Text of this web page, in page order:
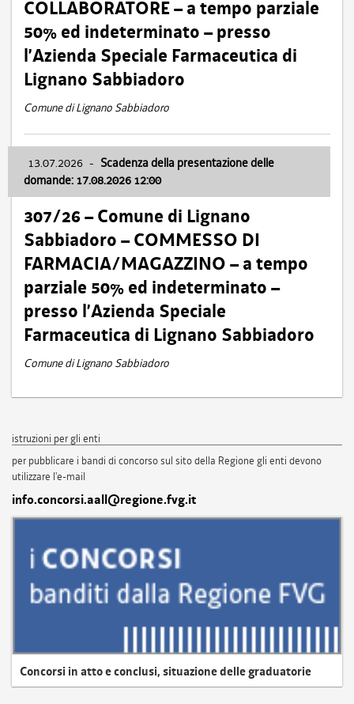
COLLABORATORE – a tempo parziale
50% ed indeterminato – presso
l’Azienda Speciale Farmaceutica di
Lignano Sabbiadoro
Comune di Lignano Sabbiadoro
13.07.2026 - Scadenza della presentazione delle
domande: 17.08.2026 12:00
307/26 – Comune di Lignano
Sabbiadoro – COMMESSO DI
FARMACIA/MAGAZZINO – a tempo
parziale 50% ed indeterminato –
presso l’Azienda Speciale
Farmaceutica di Lignano Sabbiadoro
Comune di Lignano Sabbiadoro
istruzioni per gli enti
per pubblicare i bandi di concorso sul sito della Regione gli enti devono
utilizzare l'e-mail
info.concorsi.aall@regione.fvg.it
Concorsi in atto e conclusi, situazione delle graduatorie